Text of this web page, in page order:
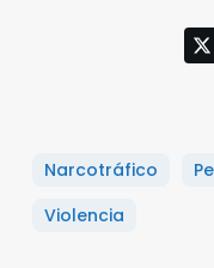
Narcotráfico
Violencia